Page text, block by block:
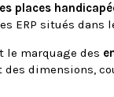
places
ERP situés dans
le marquage des
des dimensions,